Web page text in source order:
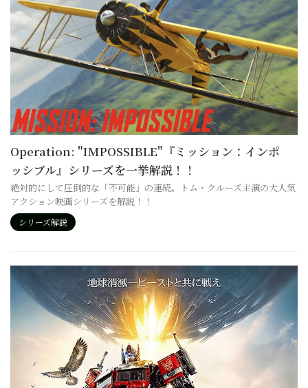
Operation: "IMPOSSIBLE"『ミッション：インポ
ッシブル』シリーズを一挙解説！！
絶対的にして圧倒的な「不可能」の連続。トム・クルーズ主演の大人気
アクション映画シリーズを解説！！
シリーズ解説